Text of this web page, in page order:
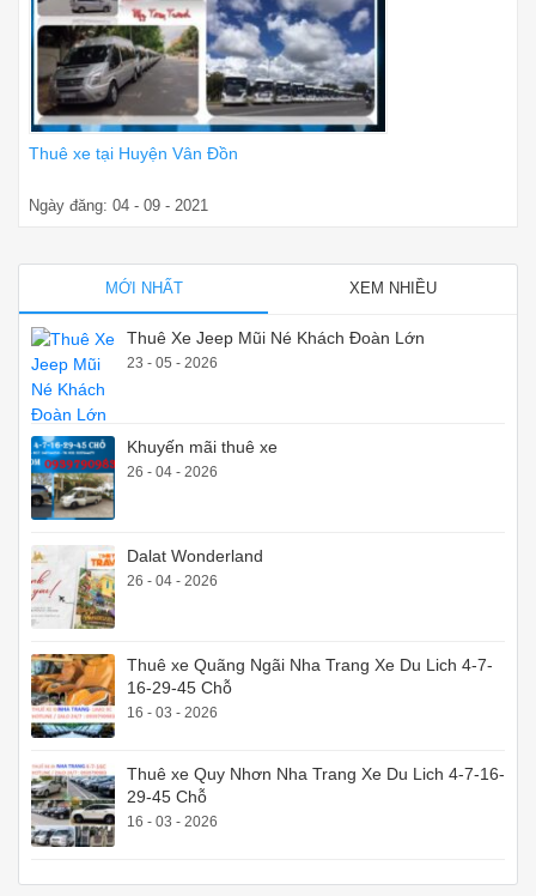
Thuê xe tại Huyện Vân Đồn
Ngày đăng: 04 - 09 - 2021
MỚI NHẤT XEM NHIỀU
Thuê Xe Jeep Mũi Né Khách Đoàn Lớn
23 - 05 - 2026
Khuyến mãi thuê xe
26 - 04 - 2026
Dalat Wonderland
26 - 04 - 2026
Thuê xe Quãng Ngãi Nha Trang Xe Du Lich 4-7-
16-29-45 Chỗ
16 - 03 - 2026
Thuê xe Quy Nhơn Nha Trang Xe Du Lich 4-7-16-
29-45 Chỗ
16 - 03 - 2026